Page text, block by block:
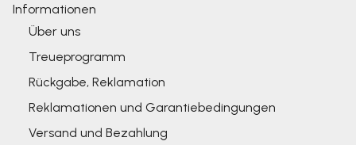
Informationen
Über uns
Treueprogramm
Rückgabe, Reklamation
Reklamationen und Garantiebedingungen
Versand und Bezahlung